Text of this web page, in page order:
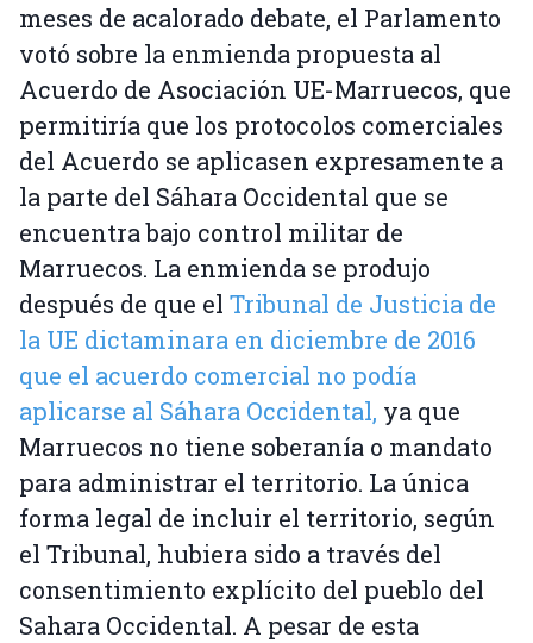
meses de acalorado debate, el Parlamento
votó sobre la enmienda propuesta al
Acuerdo de Asociación UE-Marruecos, que
permitiría que los protocolos comerciales
del Acuerdo se aplicasen expresamente a
la parte del Sáhara Occidental que se
encuentra bajo control militar de
Marruecos. La enmienda se produjo
después de que el Tribunal de Justicia de
la UE dictaminara en diciembre de 2016
que el acuerdo comercial no podía
aplicarse al Sáhara Occidental, ya que
Marruecos no tiene soberanía o mandato
para administrar el territorio. La única
forma legal de incluir el territorio, según
el Tribunal, hubiera sido a través del
consentimiento explícito del pueblo del
Sahara Occidental. A pesar de esta